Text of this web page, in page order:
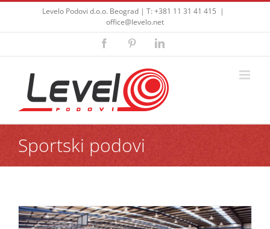
Skip
content
Levelo Podovi d.o.o. Beograd | T: +381 11 31 41 415 |
office@levelo.net
FacebookPinterestLinkedIn
Sportski podovi